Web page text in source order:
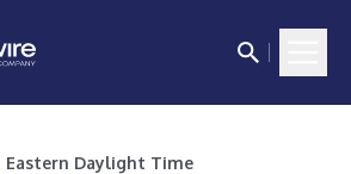
Eastern Daylight Time